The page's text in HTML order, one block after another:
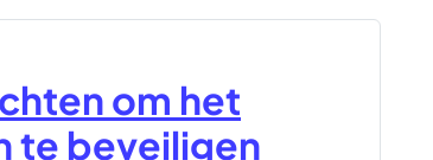
om het
te beveiligen